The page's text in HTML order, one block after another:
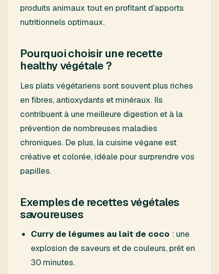
produits animaux tout en profitant d’apports
nutritionnels optimaux.
Pourquoi choisir une recette
healthy végétale ?
Les plats végétariens sont souvent plus riches
en fibres, antioxydants et minéraux. Ils
contribuent à une meilleure digestion et à la
prévention de nombreuses maladies
chroniques. De plus, la cuisine végane est
créative et colorée, idéale pour surprendre vos
papilles.
Exemples de recettes végétales
savoureuses
Curry de légumes au lait de coco : une
explosion de saveurs et de couleurs, prêt en
30 minutes.